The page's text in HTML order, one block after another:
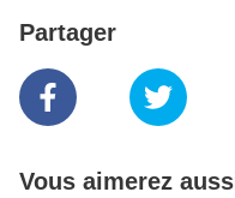
Partager
Vous aimerez